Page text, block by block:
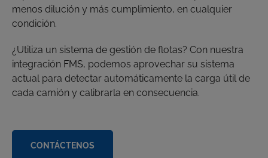
menos dilución y más cumplimiento, en cualquier
condición.
¿Utiliza un sistema de gestión de flotas? Con nuestra
integración FMS, podemos aprovechar su sistema
actual para detectar automáticamente la carga útil de
cada camión y calibrarla en consecuencia.
CONTÁCTENOS